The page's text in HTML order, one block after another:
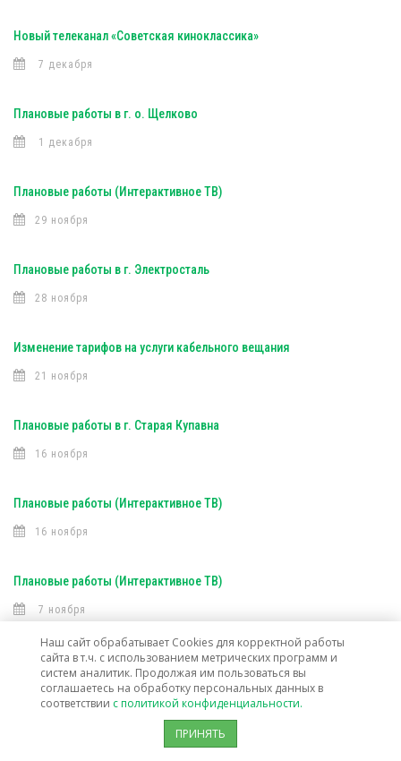
Новый телеканал «Советская киноклассика»
7 декабря
Плановые работы в г. о. Щелково
1 декабря
Плановые работы (Интерактивное ТВ)
29 ноября
Плановые работы в г. Электросталь
28 ноября
Изменение тарифов на услуги кабельного вещания
21 ноября
Плановые работы в г. Старая Купавна
16 ноября
Плановые работы (Интерактивное ТВ)
16 ноября
Плановые работы (Интерактивное ТВ)
7 ноября
Открыта техническая возможность подключения услуг связи в г. о.
Лосино-Петровский
Наш сайт обрабатывает Cookies для корректной работы
сайта в т.ч. с использованием метрических программ и
систем аналитик. Продолжая им пользоваться вы
соглашаетесь на обработку персональных данных в
соответствии с политикой конфиденциальности.
ПРИНЯТЬ